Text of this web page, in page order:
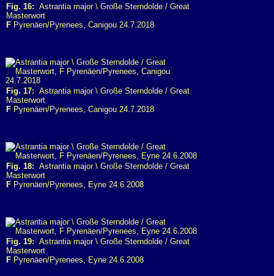
Fig. 16: Astrantia major \ Große Sterndolde / Great
Masterwort
F Pyrenäen/Pyrenees, Canigou 24.7.2018
Fig. 17: Astrantia major \ Große Sterndolde / Great
Masterwort
F Pyrenäen/Pyrenees, Canigou 24.7.2018
Fig. 18: Astrantia major \ Große Sterndolde / Great
Masterwort
F Pyrenäen/Pyrenees, Eyne 24.6.2008
Fig. 19: Astrantia major \ Große Sterndolde / Great
Masterwort
F Pyrenäen/Pyrenees, Eyne 24.6.2008